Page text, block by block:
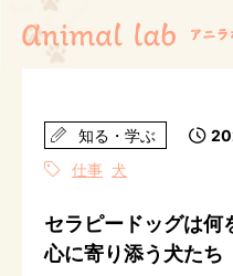
知る・学ぶ
仕事 犬
セラピードッグは何
心に寄り添う犬たち